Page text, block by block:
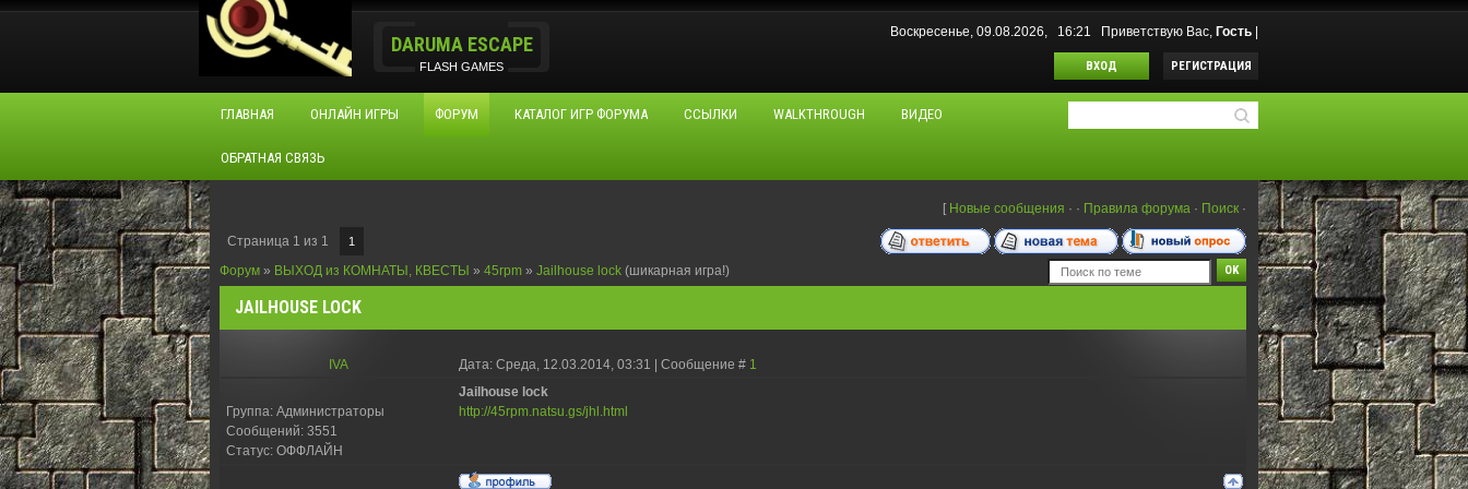
DARUMA ESCAPE
FLASH GAMES
Воскресенье, 09.08.2026, 16:21 Приветствую Вас, Гость
ВХОД РЕГИСТРАЦИЯ
ГЛАВНАЯ ОНЛАЙН ИГРЫ ФОРУМ КАТАЛОГ ИГР ФОРУМА ССЫЛКИ WALKTHROUGH ВИДЕО
ОБРАТНАЯ СВЯЗЬ
[ Новые сообщения · · Правила форума · Поиск ·
Страница 1 из 1 1
Форум » ВЫХОД из КОМНАТЫ, КВЕСТЫ » 45rpm » Jailhouse lock (шикарная игра!)
JAILHOUSE LOCK
IVA Дата: Среда, 12.03.2014, 03:31 | Сообщение # 1
Группа: Администраторы
Сообщений: 3551
Статус: ОФФЛАЙН
Jailhouse lock
http://45rpm.natsu.gs/jhl.html